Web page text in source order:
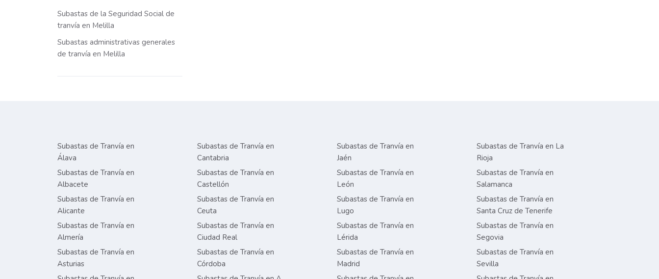
Subastas de la Seguridad Social de
tranvía en Melilla
Subastas administrativas generales
de tranvía en Melilla
Subastas de Tranvía en
Álava
Subastas de Tranvía en
Albacete
Subastas de Tranvía en
Alicante
Subastas de Tranvía en
Almería
Subastas de Tranvía en
Asturias
Subastas de Tranvía en
Cantabria
Subastas de Tranvía en
Castellón
Subastas de Tranvía en
Ceuta
Subastas de Tranvía en
Ciudad Real
Subastas de Tranvía en
Córdoba
Subastas de Tranvía en
Jaén
Subastas de Tranvía en
León
Subastas de Tranvía en
Lugo
Subastas de Tranvía en
Lérida
Subastas de Tranvía en
Madrid
Subastas de Tranvía en La
Rioja
Subastas de Tranvía en
Salamanca
Subastas de Tranvía en
Santa Cruz de Tenerife
Subastas de Tranvía en
Segovia
Subastas de Tranvía en
Sevilla